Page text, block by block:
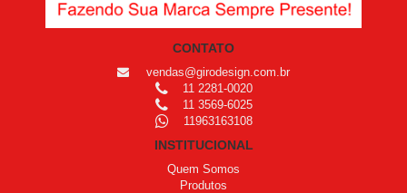
CONTATO
vendas@girodesign.com.br
11 2281-0020
11 3569-6025
11963163108
INSTITUCIONAL
Quem Somos
Produtos